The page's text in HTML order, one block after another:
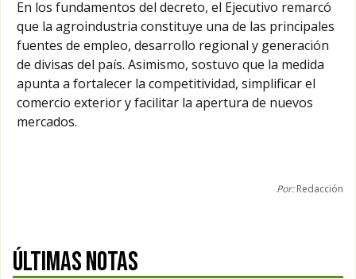
En los fundamentos del decreto, el Ejecutivo remarcó
que la agroindustria constituye una de las principales
fuentes de empleo, desarrollo regional y generación
de divisas del país. Asimismo, sostuvo que la medida
apunta a fortalecer la competitividad, simplificar el
comercio exterior y facilitar la apertura de nuevos
mercados.
Por:Redacción
ÚLTIMAS NOTAS